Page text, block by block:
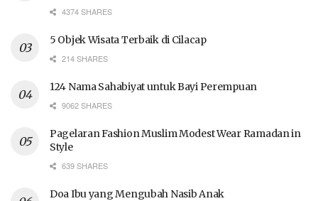
4374 SHARES
5 Objek Wisata Terbaik di Cilacap
214 SHARES
124 Nama Sahabiyat untuk Bayi Perempuan
9062 SHARES
Pagelaran Fashion Muslim Modest Wear Ramadan in
Style
639 SHARES
Doa Ibu yang Mengubah Nasib Anak